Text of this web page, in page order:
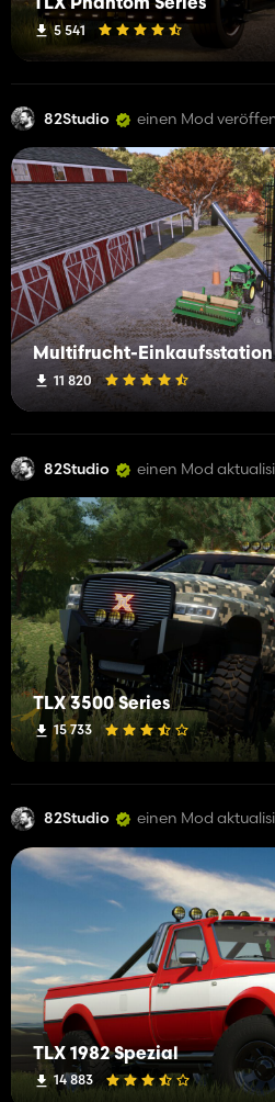
TLX Phantom Series
5 541
82Studio einen Mod
Multifrucht-Einkaufsstation
11 820
82Studio einen Mod
TLX 3500 Series
15 733
82Studio einen Mod
TLX 1982 Spezial
14 883